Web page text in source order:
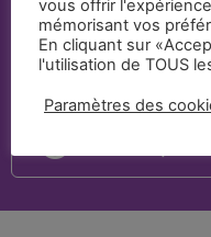
Par mail
vous offrir
mémorisant vos
En cliquant sur
l'utilisation de TOUS
Paramètres des